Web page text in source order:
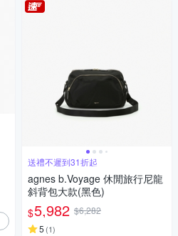
送禮不遲到31折起
agnes b.Voyage 休閒旅行尼龍
斜背包大款(黑色)
$5,982 $6,282
5 (1)